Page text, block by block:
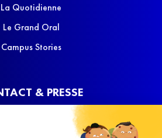
La Quotidienne
Le Grand Oral
Campus Stories
& PRESSE